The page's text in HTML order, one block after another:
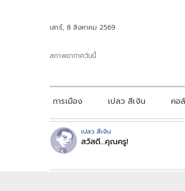
เสาร์, 8 สิงหาคม 2569
สภาพอากาศวันนี้
การเมือง เปลว สีเงิน คอ
เปลว สีเงิน
สวัสดี...คุณครู!